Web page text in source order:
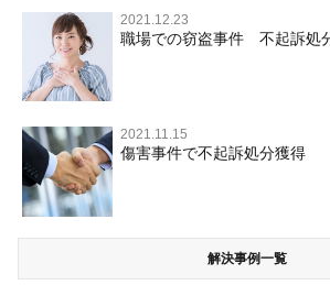
自転車事故
銃刀法違反
風営法・風適法違反
刑事事件で被疑者を不起訴処分にするに
事件を秘密にするためにとるべき行動とは
自首・出頭の不安や悩みを解消するために
逮捕・監禁
略取・誘拐・人身売買
器物損壊
業務妨害
公務執行妨害
監護者わいせつ
不同意性交等・監護者性交等
淫行・援助交際
公然わいせつ罪，わいせつ物頒布罪，淫
児童ポルノ，リベンジポルノ
風営法・風適法違反
詐欺罪
恐喝罪
盗品売買・譲り受け等
知的財産と刑事事件
覚せい剤
大麻
麻薬及び向精神薬
危険ドラッグ
交通違反・交通事故 TOP
人身事故・死亡事故
ひき逃げ・当て逃げ
無免許運転
飲酒運転
その他
その他 TOP
商標法違反
放火・失火
犯罪収益移転防止法違反
ストーカー事件
国選弁護士と私選弁護士の違い
裁判員裁判
司法取引・刑事免責
取調べの注意点
少年事件の手続と特色
少年事件の処分
2021.12.23
職場での窃盗事件 不起訴処
2021.11.15
傷害事件で不起訴処分獲得
解決事例一覧